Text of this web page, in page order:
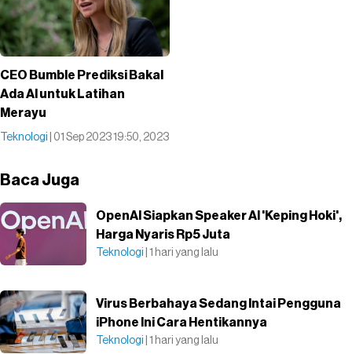
CEO Bumble Prediksi Bakal
Ada AI untuk Latihan
Merayu
Teknologi | 01 Sep 2023 19:50, 2023
Baca Juga
OpenAI Siapkan Speaker AI 'Keping Hoki',
Harga Nyaris Rp5 Juta
Teknologi | 1 hari yang lalu
Virus Berbahaya Sedang Intai Pengguna
iPhone Ini Cara Hentikannya
Teknologi | 1 hari yang lalu